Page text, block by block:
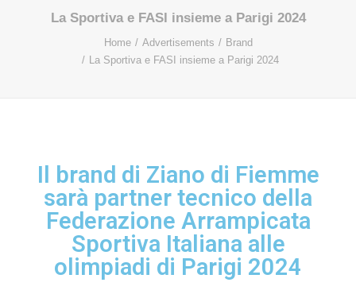
La Sportiva e FASI insieme a Parigi 2024
Home Advertisements
Brand
La Sportiva e FASI insieme a Parigi 2024
Il brand di Ziano di Fiemme
sarà partner tecnico della
Federazione Arrampicata
Sportiva Italiana alle
olimpiadi di Parigi 2024